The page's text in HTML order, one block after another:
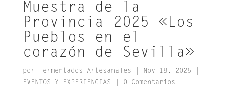
Muestra de la
Provincia 2025 «Los
Pueblos en el
corazón de Sevilla»
por Fermentados Artesanales Nov 18, 2025
EVENTOS Y EXPERIENCIAS
0 Comentarios